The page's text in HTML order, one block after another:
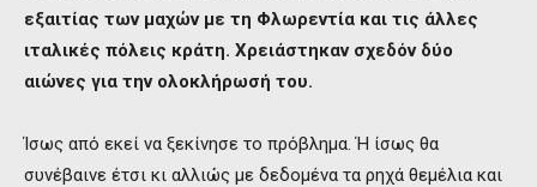
εξαιτίας των μαχών με τη Φλωρεντία και τις άλλες
ιταλικές πόλεις κράτη. Χρειάστηκαν σχεδόν δύο
αιώνες για την ολοκλήρωσή του.
Ίσως από εκεί να ξεκίνησε το πρόβλημα. Ή ίσως θα
συνέβαινε έτσι κι αλλιώς με δεδομένα τα ρηχά θεμέλια και